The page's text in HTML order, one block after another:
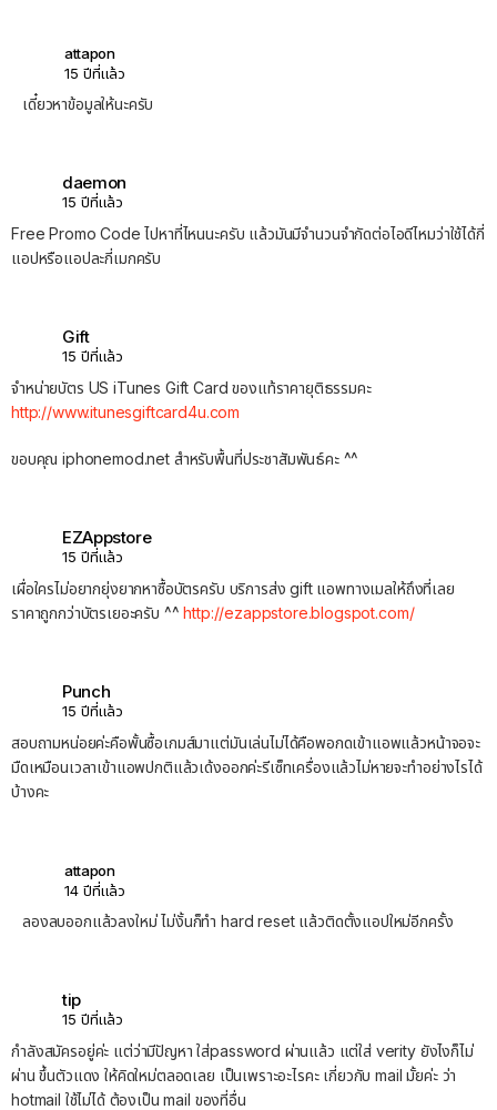
attapon
15 ปีที่แล้ว
เดี๋ยวหาข้อมูลให้นะครับ
daemon
15 ปีที่แล้ว
Free Promo Code ไปหาที่ไหนนะครับ แล้วมันมีจำนวนจำกัดต่อไอดีไหมว่าใช้ได้กี่
แอปหรือแอปละกี่เมกครับ
Gift
15 ปีที่แล้ว
จำหน่ายบัตร US iTunes Gift Card ของแท้ราคายุติธรรมคะ
http://www.itunesgiftcard4u.com
ขอบคุณ iphonemod.net สำหรับพื้นที่ประชาสัมพันธ์คะ ^^
EZAppstore
15 ปีที่แล้ว
เผื่อใครไม่อยากยุ่งยากหาซื้อบัตรครับ บริการส่ง gift แอพทางเมลให้ถึงที่เลย
ราคาถูกกว่าบัตรเยอะครับ ^^http://ezappstore.blogspot.com/
Punch
15 ปีที่แล้ว
สอบถามหน่อยค่ะคือพั้นซื้อเกมส์มาแต่มันเล่นไม่ได้คือพอกดเข้าแอพแล้วหน้าจอจะ
มืดเหมือนเวลาเข้าแอพปกติแล้วเด้งออกค่ะรีเซ็ทเครื่องแล้วไม่หายจะทำอย่างไรได้
บ้างคะ
attapon
14 ปีที่แล้ว
ลองลบออกแล้วลงใหม่ ไม่งั้นก็ทำ hard reset แล้วติดตั้งแอปใหม่อีกครั้ง
tip
15 ปีที่แล้ว
กำลังสมัครอยู่ค่ะ แต่ว่ามีปัญหา ใส่password ผ่านแล้ว แต่ใส่ verity ยังไงก็ไม่
ผ่าน ขึ้นตัวแดง ให้คิดใหม่ตลอดเลย เป็นเพราะอะไรคะ เกี่ยวกับ mail มั้ยค่ะ ว่า
hotmail ใช้ไม่ได้ ต้องเป็น mail ของที่อื่น